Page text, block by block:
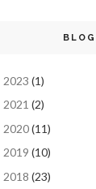
2023 (1)
2021 (2)
2020(11)
2019 (10)
2018 (23)